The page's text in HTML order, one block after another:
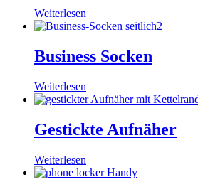
Weiterlesen
Business Socken
Weiterlesen
Gestickte Aufnäher
Weiterlesen